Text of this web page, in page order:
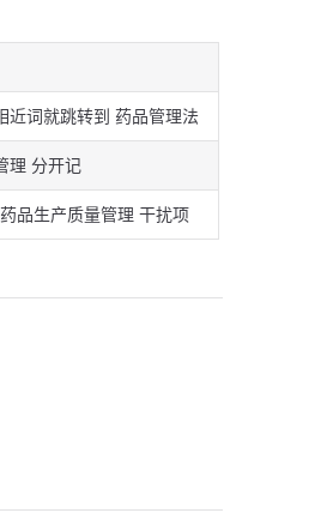
近词就跳转到 药品管理法
理 分开记
品生产质量管理 干扰项